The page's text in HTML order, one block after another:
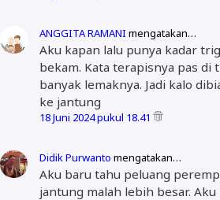
ANGGITA RAMANI mengatakan…
Aku kapan lalu punya kadar
bekam. Kata terapisnya pas
banyak lemaknya. Jadi kalo
ke jantung
18 Juni 2024 pukul 18.41
Didik Purwanto mengatakan…
Aku baru tahu peluang
jantung malah lebih besar.